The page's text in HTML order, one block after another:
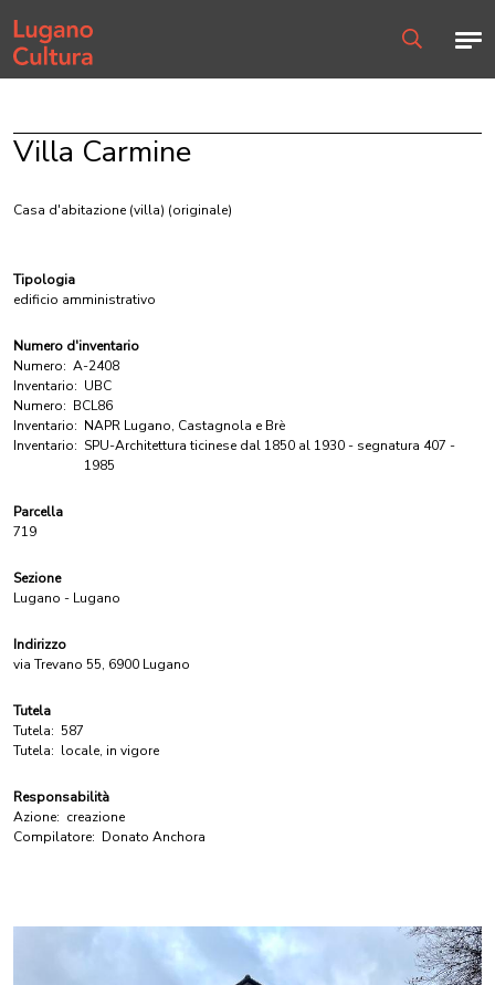
Home page
Villa Carmine
Casa d'abitazione (villa) (originale)
Tipologia
edificio amministrativo
Numero d'inventario
Numero: A-2408
Inventario: UBC
Numero: BCL86
Inventario: NAPR Lugano, Castagnola e Brè
Inventario: SPU-Architettura ticinese dal 1850 al 1930 - segnatura 407 -
1985
Parcella
719
Sezione
Lugano - Lugano
Indirizzo
via Trevano 55, 6900 Lugano
Tutela
Tutela: 587
Tutela: locale, in vigore
Responsabilità
Azione: creazione
Compilatore: Donato Anchora